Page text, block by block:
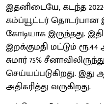
இதனிடையே, கடந்த
கம்ப்யூட்டர் தொடர்பான
கோடியாக இருந்தது.
இறக்குமதி மட்டும்
சுமார் 75%
செய்யப்படுகிறது.
அதிகரித்து வருகிறது.